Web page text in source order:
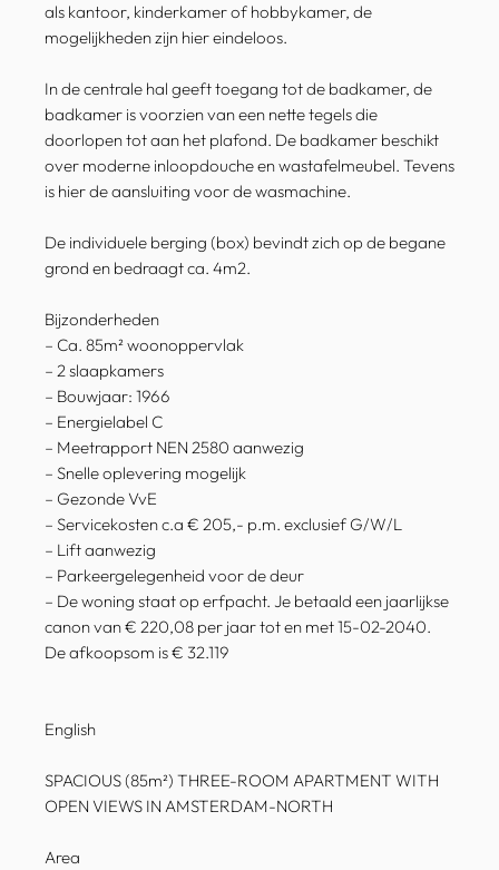
als kantoor, kinderkamer of hobbykamer, de
mogelijkheden zijn hier eindeloos.
In de centrale hal geeft toegang tot de badkamer, de
badkamer is voorzien van een nette tegels die
doorlopen tot aan het plafond. De badkamer beschikt
over moderne inloopdouche en wastafelmeubel. Tevens
is hier de aansluiting voor de wasmachine.
De individuele berging (box) bevindt zich op de begane
grond en bedraagt ca. 4m2.
Bijzonderheden
– Ca. 85m² woonoppervlak
– 2 slaapkamers
– Bouwjaar: 1966
– Energielabel C
– Meetrapport NEN 2580 aanwezig
– Snelle oplevering mogelijk
– Gezonde VvE
– Servicekosten c.a € 205,- p.m. exclusief G/W/L
– Lift aanwezig
– Parkeergelegenheid voor de deur
– De woning staat op erfpacht. Je betaald een jaarlijkse
canon van € 220,08 per jaar tot en met 15-02-2040.
De afkoopsom is € 32.119
English
SPACIOUS (85m²) THREE-ROOM APARTMENT WITH
OPEN VIEWS IN AMSTERDAM-NORTH
Area